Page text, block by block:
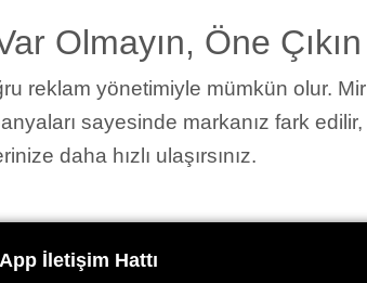
Olmayın, Öne Çıkın
reklam yönetimiyle mümkün olur. Mir
sayesinde markanız fark edilir,
daha hızlı ulaşırsınız.
İletişim Hattı